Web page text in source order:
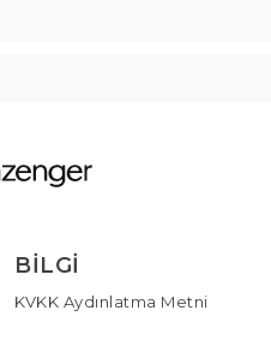
BILGI
KVKK Aydınlatma Metni